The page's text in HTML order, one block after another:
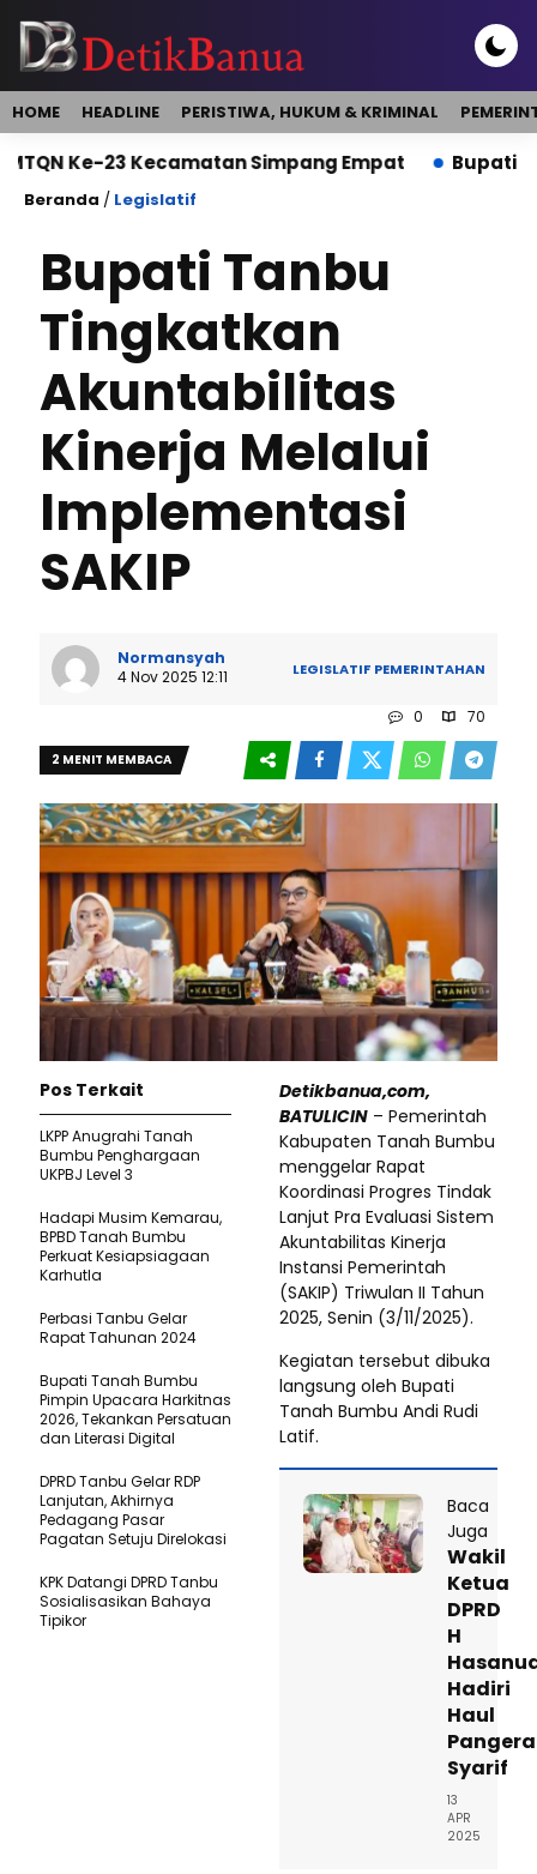
HOME HEADLINE PERISTIWA, HUKUM & KRIMINAL
23 Kecamatan Simpang Empat Bupati Buka
Beranda / Legislatif
Bupati Tanbu
Tingkatkan
Akuntabilitas
Kinerja Melalui
Implementasi
SAKIP
Normansyah
4 Nov 2025 12:11
LEGISLATIF PEMERINTAHAN
0 70
2 MENIT MEMBACA
Detikbanua,com,
BATULICIN – Pemerintah
Kabupaten Tanah Bumbu
menggelar Rapat
Koordinasi Progres Tindak
Lanjut Pra Evaluasi Sistem
Akuntabilitas Kinerja
Instansi Pemerintah
(SAKIP) Triwulan II Tahun
2025, Senin (3/11/2025).
Kegiatan tersebut dibuka
langsung oleh Bupati
Tanah Bumbu Andi Rudi
Latif.
Baca
Juga
Wakil
Ketua
DPRD
H
Hadiri
Haul
Syarif
13
APR
2025
Pos Terkait
LKPP Anugrahi Tanah
Bumbu Penghargaan
UKPBJ Level 3
Hadapi Musim Kemarau,
BPBD Tanah Bumbu
Perkuat Kesiapsiagaan
Karhutla
Perbasi Tanbu Gelar
Rapat Tahunan 2024
Bupati Tanah Bumbu
Pimpin Upacara Harkitnas
2026, Tekankan Persatuan
dan Literasi Digital
DPRD Tanbu Gelar RDP
Lanjutan, Akhirnya
Pedagang Pasar
Pagatan Setuju Direlokasi
KPK Datangi DPRD Tanbu
Sosialisasikan Bahaya
Tipikor